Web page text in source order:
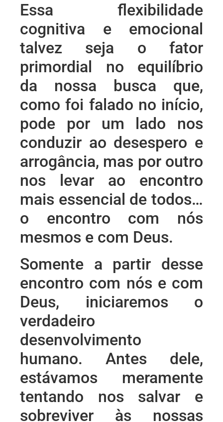
Essa flexibilidade
cognitiva e emocional
talvez seja o fator
primordial no equilíbrio
da nossa busca que,
como foi falado no início,
pode por um lado nos
conduzir ao desespero e
arrogância, mas por outro
nos levar ao encontro
mais essencial de todos…
o encontro com nós
mesmos e com Deus.
Somente a partir desse
encontro com nós e com
Deus, iniciaremos o
verdadeiro
desenvolvimento
humano. Antes dele,
estávamos meramente
tentando nos salvar e
sobreviver às nossas